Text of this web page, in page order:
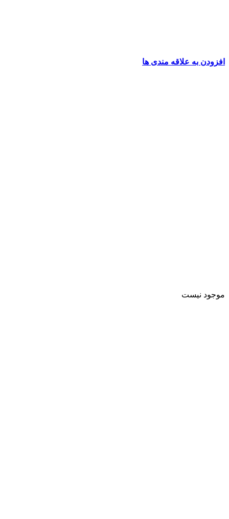
افزودن به علاقه مندی ها
موجود نیست